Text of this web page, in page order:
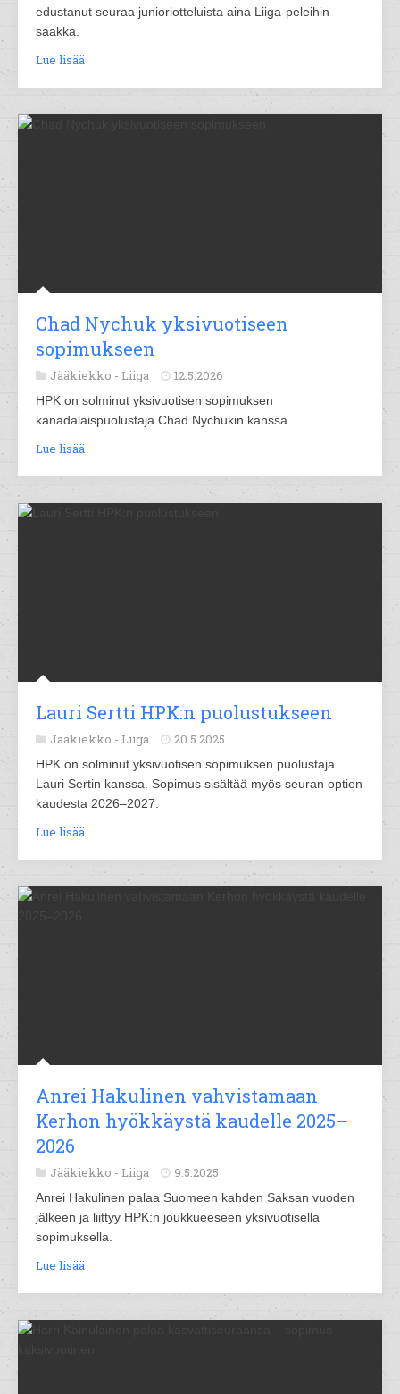
edustanut seuraa junioriotteluista aina Liiga-peleihin
saakka.
Lue lisää
Chad Nychuk yksivuotiseen
sopimukseen
Jääkiekko - Liiga 12.5.2026
HPK on solminut yksivuotisen sopimuksen
kanadalaispuolustaja Chad Nychukin kanssa.
Lue lisää
Lauri Sertti HPK:n puolustukseen
Jääkiekko - Liiga 20.5.2025
HPK on solminut yksivuotisen sopimuksen puolustaja
Lauri Sertin kanssa. Sopimus sisältää myös seuran option
kaudesta 2026–2027.
Lue lisää
Anrei Hakulinen vahvistamaan
Kerhon hyökkäystä kaudelle 2025–
2026
Jääkiekko - Liiga 9.5.2025
Anrei Hakulinen palaa Suomeen kahden Saksan vuoden
jälkeen ja liittyy HPK:n joukkueeseen yksivuotisella
sopimuksella.
Lue lisää